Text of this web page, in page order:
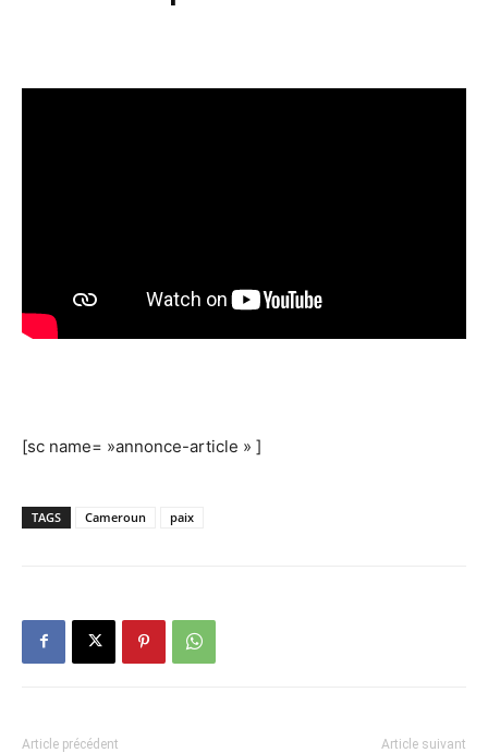
[sc name= »annonce-article » ]
TAGS Cameroun paix
Article précédent Article suivant